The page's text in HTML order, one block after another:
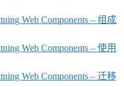
Web Components – 组成
Web Components – 使用
Web Components – 迁移